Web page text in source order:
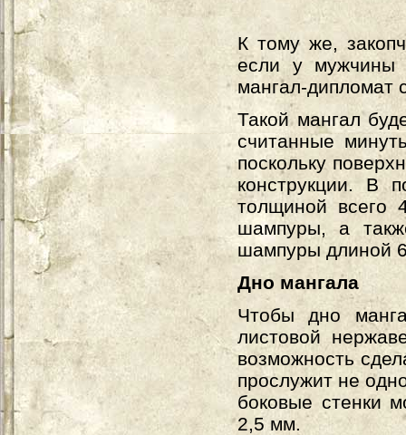
К тому же,
если у мужчины
мангал-дипломат
Такой мангал
считанные
поскольку
конструкции. В
толщиной всего
шампуры, а
шампуры длиной
Дно мангала
Чтобы дно
листовой
возможность
прослужит не
боковые стенки
2,5 мм.